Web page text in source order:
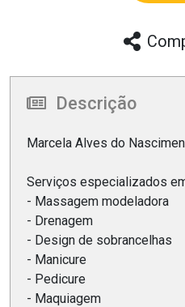
Descrição
Marcela Alves do
Serviços especializados
- Massagem modeladora
- Drenagem
- Design de sobrancelhas
- Manicure
- Pedicure
- Maquiagem